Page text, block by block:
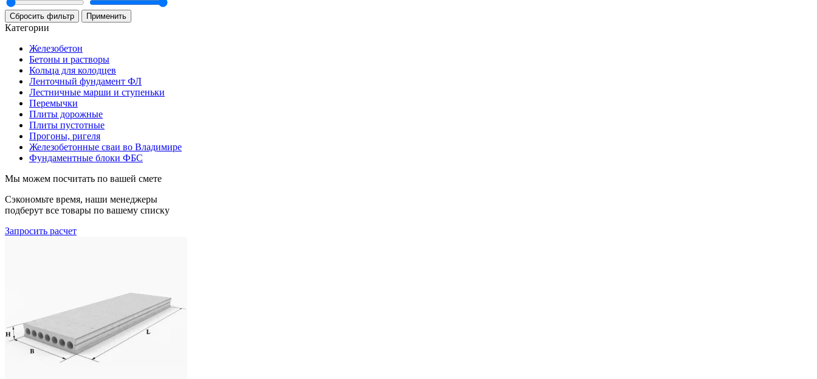
Сбросить фильтр Применить
Категории
Железобетон
Бетоны и растворы
Кольца для колодцев
Ленточный фундамент ФЛ
Лестничные марши и ступеньки
Перемычки
Плиты дорожные
Плиты пустотные
Прогоны, ригеля
Железобетонные сваи во Владимире
Фундаментные блоки ФБС
Мы можем посчитать по вашей смете
Сэкономьте время, наши менеджеры
подберут все товары по вашему списку
Запросить расчет